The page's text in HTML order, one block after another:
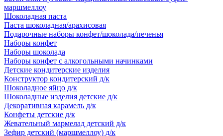
маршмеллоу
Шоколадная паста
Паста шоколадная/арахисовая
Подарочные наборы конфет/шоколада/печенья
Наборы конфет
Наборы шоколада
Наборы конфет с алкогольными начинками
Детские кондитерские изделия
Конструктор кондитерский д/к
Шоколадное яйцо д/к
Шоколадные изделия детские д/к
Декоративная карамель д/к
Конфеты детские д/к
Жевательный мармелад детский д/к
Зефир детский (маршмеллоу) д/к